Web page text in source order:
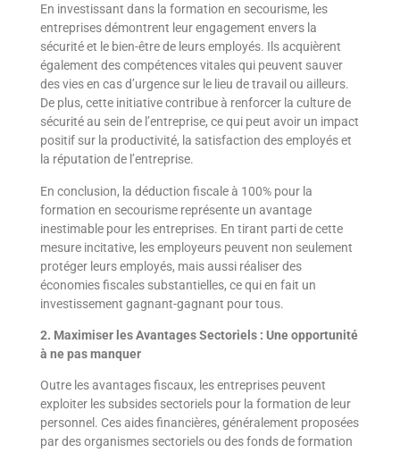
En investissant dans la formation en secourisme, les
entreprises démontrent leur engagement envers la
sécurité et le bien-être de leurs employés. Ils acquièrent
également des compétences vitales qui peuvent sauver
des vies en cas d’urgence sur le lieu de travail ou ailleurs.
De plus, cette initiative contribue à renforcer la culture de
sécurité au sein de l’entreprise, ce qui peut avoir un impact
positif sur la productivité, la satisfaction des employés et
la réputation de l’entreprise.
En conclusion, la déduction fiscale à 100% pour la
formation en secourisme représente un avantage
inestimable pour les entreprises. En tirant parti de cette
mesure incitative, les employeurs peuvent non seulement
protéger leurs employés, mais aussi réaliser des
économies fiscales substantielles, ce qui en fait un
investissement gagnant-gagnant pour tous.
2. Maximiser les Avantages Sectoriels : Une opportunité
à ne pas manquer
Outre les avantages fiscaux, les entreprises peuvent
exploiter les subsides sectoriels pour la formation de leur
personnel. Ces aides financières, généralement proposées
par des organismes sectoriels ou des fonds de formation